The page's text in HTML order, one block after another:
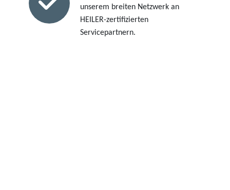
unserem breiten Netzwerk an
HEILER-zertifizierten
Servicepartnern.